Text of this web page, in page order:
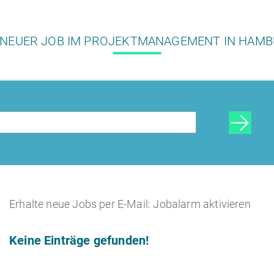
JOB IM PROJEKTMANAGEMENT IN
Erhalte neue Jobs per E-Mail: Jobalarm aktivieren
Keine Einträge gefunden!